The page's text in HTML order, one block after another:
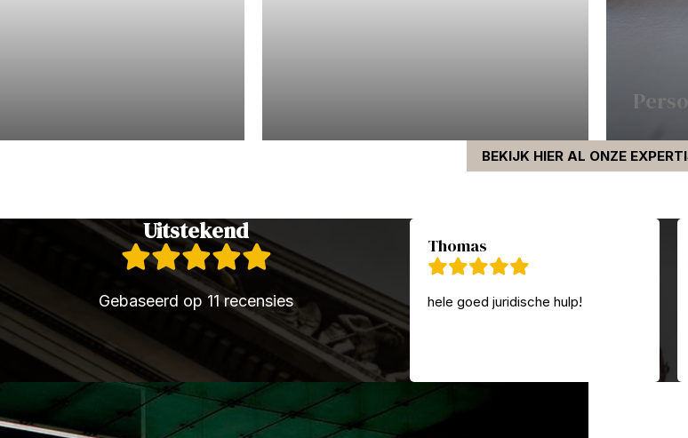
BEKIJK HIER AL ONZE
Uitstekend
Gebaseerd op 11 recensies
Thomas
hele goed juridische hulp!